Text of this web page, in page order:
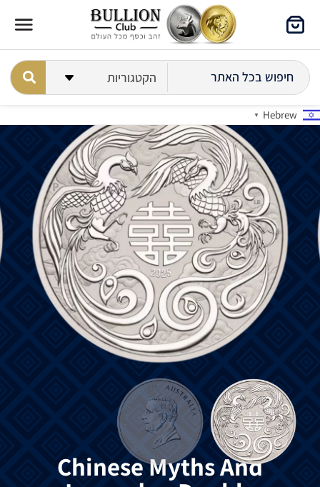
Hebrew
▼
Chinese Myths And